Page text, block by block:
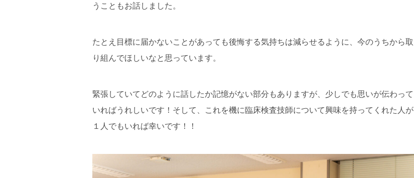
うこともお話しました。
たとえ目標に届かないことがあっても後悔する気持ちは減らせるように、今のうちから取
り組んでほしいなと思っています。
緊張していてどのように話したか記憶がない部分もありますが、少しでも思いが伝わって
いればうれしいです！そして、これを機に臨床検査技師について興味を持ってくれた人が
１人でもいれば幸いです！！